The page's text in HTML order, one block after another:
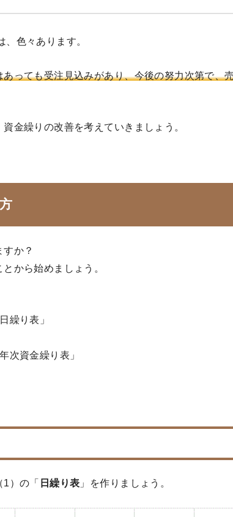
色々あります。
あっても受注見込みがあり、今後の努力次第で、
金繰りの改善を考えていきましょう。
か？
から始めましょう。
繰り表」
次資金繰り表」
1）の「 日繰り表 」を作りましょう。